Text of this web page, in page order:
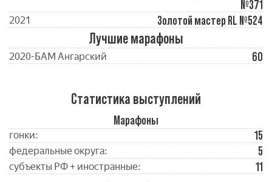
№371
2021 Золотой мастер RL №524
Лучшие марафоны
2020-БАМ Ангарский 60
Статистика выступлений
Марафоны
гонки: 15
федеральные округа: 5
субъекты РФ + иностранные:
11